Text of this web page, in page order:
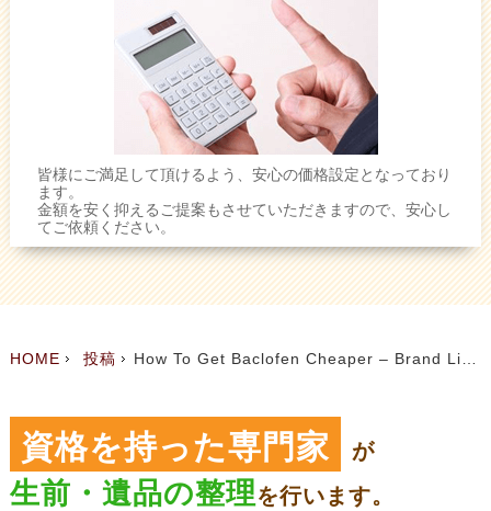
皆様にご満足して頂けるよう、安心の価格設定となっており
ます。
金額を安く抑えるご提案もさせていただきますので、安心し
てご依頼ください。
HOME 投稿 How To Get Baclofen Cheaper – Brand Lioresal Price
資格を持った専門家 が
生前・遺品の整理を行います。